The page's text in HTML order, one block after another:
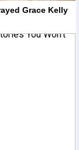
Grace Kelly